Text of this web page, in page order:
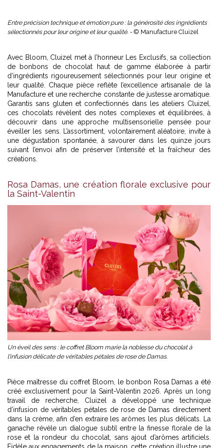
Entre précision technique et émotion pure : la générosité des ingrédients
sélectionnés pour leur origine et leur qualité. - © Manufacture Cluizel
Avec Bloom, Cluizel met à l’honneur Les Exclusifs, sa collection
de bonbons de chocolat haut de gamme élaborée à partir
d’ingrédients rigoureusement sélectionnés pour leur origine et
leur qualité. Chaque pièce reflète l’excellence artisanale de la
Manufacture et une recherche constante de justesse aromatique.
Garantis sans gluten et confectionnés dans les ateliers Cluizel,
ces chocolats révèlent des notes complexes et équilibrées, à
découvrir dans une approche multisensorielle pensée pour
éveiller les sens. L’assortiment, volontairement aléatoire, invite à
une dégustation spontanée, à savourer dans les quinze jours
suivant l’envoi afin de préserver l’intensité et la fraîcheur des
créations.
Rosa Damas, une création florale exclusive pour
la Saint-Valentin
Un éveil des sens : le coffret Bloom marie la noblesse du chocolat à
l'infusion délicate de véritables pétales de rose de Damas.
Pièce maîtresse du coffret Bloom, le bonbon Rosa Damas a été
créé exclusivement pour la Saint-Valentin 2026. Après un long
travail de recherche, Cluizel a développé une technique
d’infusion de véritables pétales de rose de Damas directement
dans la crème, afin d’en extraire les arômes les plus délicats. La
ganache révèle un dialogue subtil entre la finesse florale de la
rose et la rondeur du chocolat, sans ajout d’arômes artificiels.